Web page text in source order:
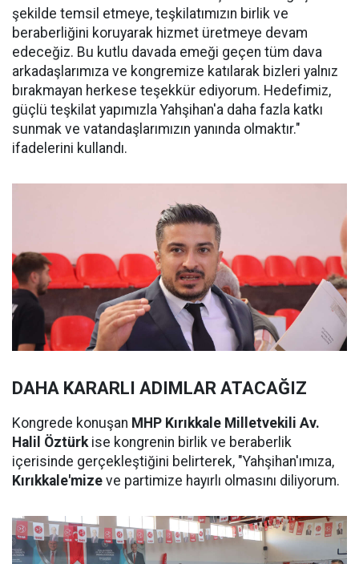
şekilde temsil etmeye, teşkilatımızın birlik ve
beraberliğini koruyarak hizmet üretmeye devam
edeceğiz. Bu kutlu davada emeği geçen tüm dava
arkadaşlarımıza ve kongremize katılarak bizleri yalnız
bırakmayan herkese teşekkür ediyorum. Hedefimiz,
güçlü teşkilat yapımızla Yahşihan'a daha fazla katkı
sunmak ve vatandaşlarımızın yanında olmaktır."
ifadelerini kullandı.
DAHA KARARLI ADIMLAR ATACAĞIZ
Kongrede konuşan MHP Kırıkkale Milletvekili Av.
Halil Öztürk ise kongrenin birlik ve beraberlik
içerisinde gerçekleştiğini belirterek, "Yahşihan'ımıza,
Kırıkkale'mize ve partimize hayırlı olmasını diliyorum.